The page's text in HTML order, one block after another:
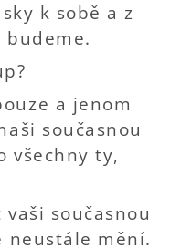
k sobě a z
a jenom
současnou
všechny ty,
současnou
neustále mění.